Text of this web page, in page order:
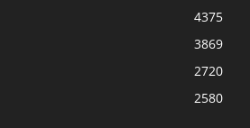
4375
3869
2720
2580